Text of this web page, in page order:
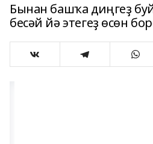
Бынан башҡа диңгеҙ
бесәй йә этегеҙ өсөн